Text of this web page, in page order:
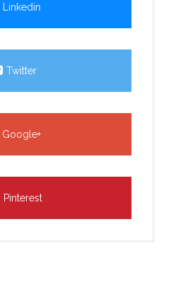
Linkedin
Twitter
Google+
Pinterest